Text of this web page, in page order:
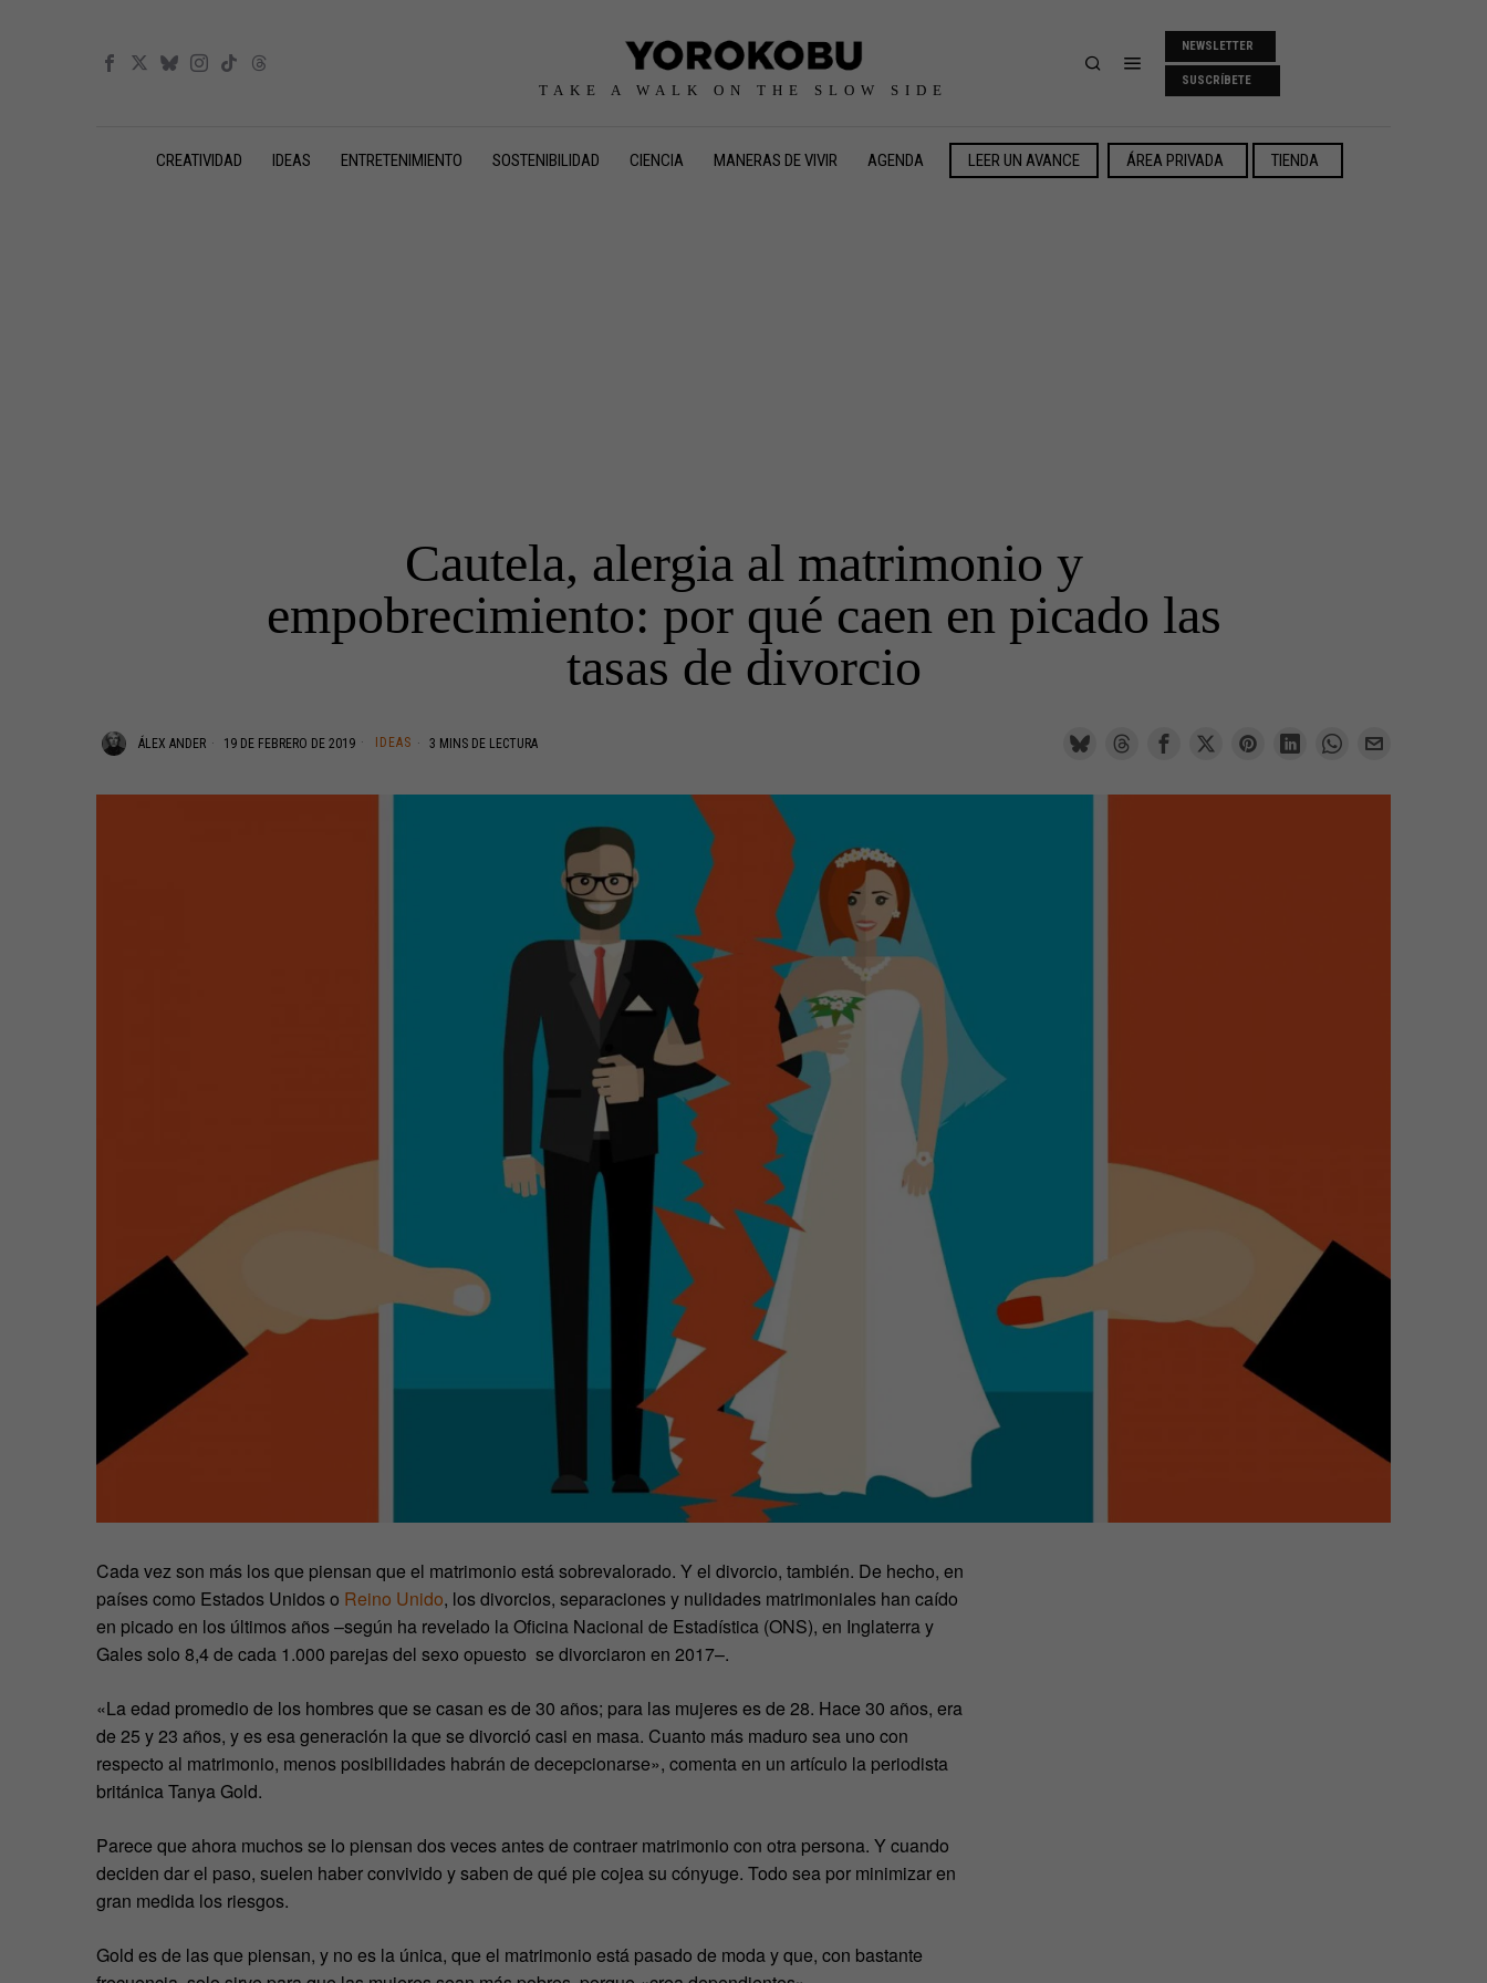
TAKE A WALK ON THE SLOW SIDE
NEWSLETTER
SUSCRÍBETE
CREATIVIDAD IDEAS ENTRETENIMIENTO SOSTENIBILIDAD CIENCIA MANERAS DE VIVIR AGENDA LEER UN AVANCE ÁREA PRIVADA TIENDA
Cautela, alergia al matrimonio y
empobrecimiento: por qué caen en picado las
tasas de divorcio
ÁLEX ANDER 19 DE FEBRERO DE 2019 IDEAS 3 MINS DE LECTURA
Cada vez son más los que piensan que el matrimonio está sobrevalorado. Y el divorcio, también. De hecho, en
países como Estados Unidos o Reino Unido, los divorcios, separaciones y nulidades matrimoniales han caído
en picado en los últimos años –según ha revelado la Oficina Nacional de Estadística (ONS), en Inglaterra y
Gales solo 8,4 de cada 1.000 parejas del sexo opuesto se divorciaron en 2017–.
«La edad promedio de los hombres que se casan es de 30 años; para las mujeres es de 28. Hace 30 años, era
de 25 y 23 años, y es esa generación la que se divorció casi en masa. Cuanto más maduro sea uno con
respecto al matrimonio, menos posibilidades habrán de decepcionarse», comenta en un artículo la periodista
británica Tanya Gold.
Parece que ahora muchos se lo piensan dos veces antes de contraer matrimonio con otra persona. Y cuando
deciden dar el paso, suelen haber convivido y saben de qué pie cojea su cónyuge. Todo sea por minimizar en
gran medida los riesgos.
Gold es de las que piensan, y no es la única, que el matrimonio está pasado de moda y que, con bastante